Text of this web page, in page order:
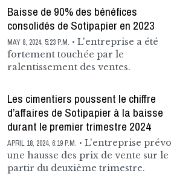
Baisse de 90% des bénéfices
consolidés de Sotipapier en 2023
MAY 8, 2024, 5:23 P.M.
L'entreprise a été
fortement touchée par le
ralentissement des ventes.
Les cimentiers poussent le chiffre
d’affaires de Sotipapier à la baisse
durant le premier trimestre 2024
APRIL 18, 2024, 6:19 P.M.
L'entreprise
une hausse des prix de vente sur
partir du deuxième trimestre.